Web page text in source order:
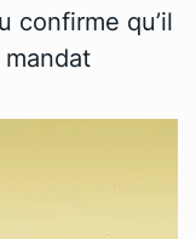
confirme qu’il